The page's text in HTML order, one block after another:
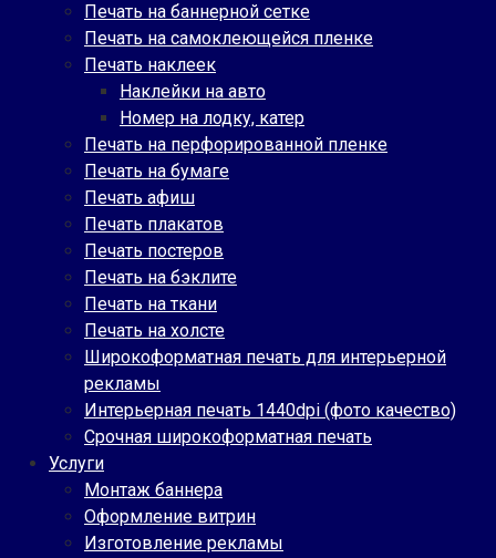
Печать на баннерной сетке
Печать на самоклеющейся пленке
Печать наклеек
Наклейки на авто
Номер на лодку, катер
Печать на перфорированной пленке
Печать на бумаге
Печать афиш
Печать плакатов
Печать постеров
Печать на бэклите
Печать на ткани
Печать на холсте
Широкоформатная печать для интерьерной
рекламы
Интерьерная печать 1440dpi (фото качество)
Срочная широкоформатная печать
Услуги
Монтаж баннера
Оформление витрин
Изготовление рекламы